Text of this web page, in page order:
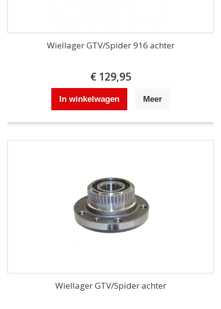
Wiellager GTV/Spider 916 achter
€ 129,95
In winkelwagen Meer
Wiellager GTV/Spider achter